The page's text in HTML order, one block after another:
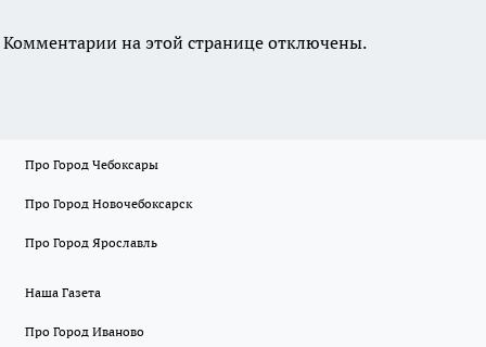
Комментарии на этой странице отключены.
Про Город Чебоксары
Про Город Новочебоксарск
Про Город Ярославль
Наша Газета
Про Город Иваново